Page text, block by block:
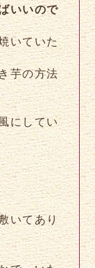
いいので
いていた
芋の方法
にしてい
いてあり